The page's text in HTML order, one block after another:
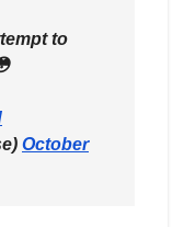
to
October